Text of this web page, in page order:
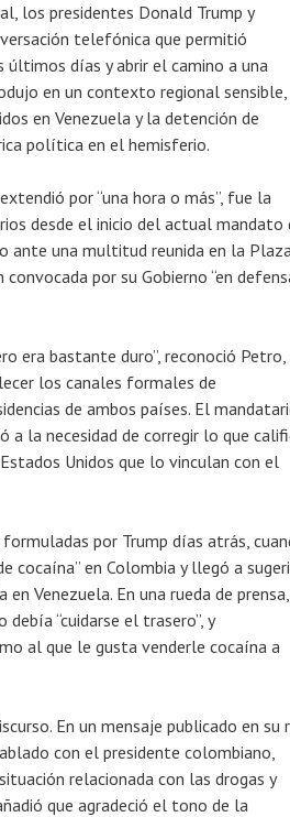
los presidentes Donald Trump y
telefónica que permitió
días y abrir el camino a una
en un contexto regional sensible,
en Venezuela y la detención de
política en el hemisferio.
por “una hora o más”, fue la
desde el inicio del actual mandato
ante una multitud reunida en la
por su Gobierno “en
era bastante duro”, reconoció
los canales formales de
de ambos países. El
la necesidad de corregir lo que
Unidos que lo vinculan con el
por Trump días atrás,
cocaína” en Colombia y llegó a
Venezuela. En una rueda de
“cuidarse el trasero”, y
al que le gusta venderle cocaína a
En un mensaje publicado en su
con el presidente colombiano,
relacionada con las drogas y
que agradeció el tono de la